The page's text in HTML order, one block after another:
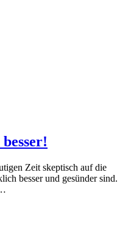
Zeit skeptisch auf die
besser und gesünder sind.